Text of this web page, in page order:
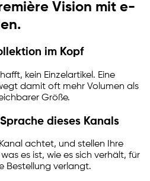
Vision mit e-
im Kopf
kein Einzelartikel. Eine
damit oft mehr Volumen als
Größe.
dieses Kanals
achtet, und stellen Ihre
es ist, wie es sich verhält, für
Bestellung verlangt.